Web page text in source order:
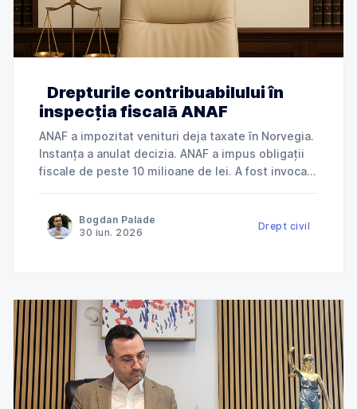
Drepturile contribuabilului în
inspecția fiscală ANAF
ANAF a impozitat venituri deja taxate în Norvegia.
Instanța a anulat decizia. ANAF a impus obligații
fiscale de peste 10 milioane de lei. A fost invocată
dreptate contribuabilului. Jurisprudență explicată
de Cabinet Avocat Bogdan Palade DIN SERIA
Bogdan Palade
30 iun. 2026
Drept civil